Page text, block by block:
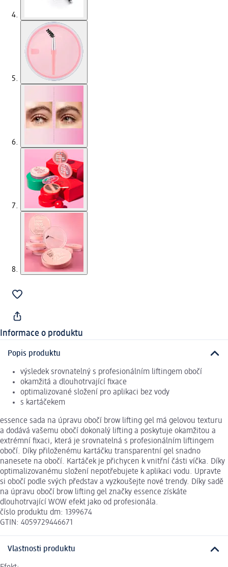
Informace o produktu
Popis produktu
výsledek srovnatelný s profesionálním liftingem obočí
okamžitá a dlouhotrvající fixace
optimalizované složení pro aplikaci bez vody
s kartáčekem
essence sada na úpravu obočí brow lifting gel má gelovou texturu
a dodává vašemu obočí dokonalý lifting a poskytuje okamžitou a
extrémní fixaci, která je srovnatelná s profesionálním liftingem
obočí. Díky přiloženému kartáčku transparentní gel snadno
nanesete na obočí. Kartáček je přichycen k vnitřní části víčka. Díky
optimalizovanému složení nepotřebujete k aplikaci vodu. Upravte
si obočí podle svých představ a vyzkoušejte nové trendy. Díky sadě
na úpravu obočí brow lifting gel značky essence získáte
dlouhotrvající WOW efekt jako od profesionála.
číslo produktu dm: 1399674
GTIN: 4059729446671
Vlastnosti produktu